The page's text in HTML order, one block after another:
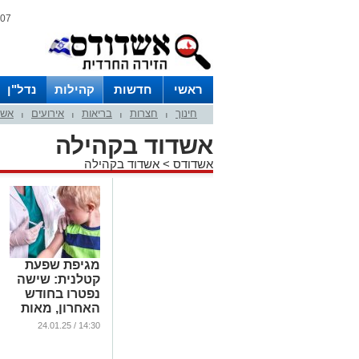
07 אוגוסט 2026 / 15:17
ראשי חדשות קהילות נדל"ן
חינוך חצרות בריאות אירועים
אשדוד בקהילה
אשדודס > אשדוד בקהילה
מגיפת שפעת
קטלנית: שישה
נפטרו בחודש
האחרון, מאות
במצב קשה
14:30 / 24.01.25